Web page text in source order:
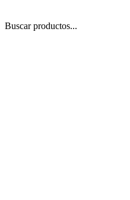
Buscar productos...